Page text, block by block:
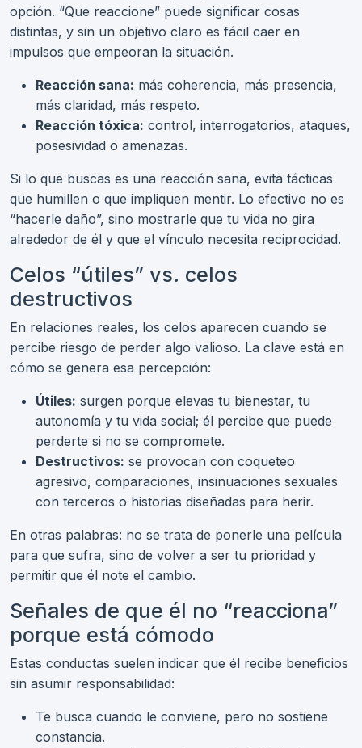
opción. “Que reaccione” puede significar cosas
distintas, y sin un objetivo claro es fácil caer en
impulsos que empeoran la situación.
Reacción sana: más coherencia, más presencia,
más claridad, más respeto.
Reacción tóxica: control, interrogatorios, ataques,
posesividad o amenazas.
Si lo que buscas es una reacción sana, evita tácticas
que humillen o que impliquen mentir. Lo efectivo no es
“hacerle daño”, sino mostrarle que tu vida no gira
alrededor de él y que el vínculo necesita reciprocidad.
Celos “útiles” vs. celos
destructivos
En relaciones reales, los celos aparecen cuando se
percibe riesgo de perder algo valioso. La clave está en
cómo se genera esa percepción:
Útiles: surgen porque elevas tu bienestar, tu
autonomía y tu vida social; él percibe que puede
perderte si no se compromete.
Destructivos: se provocan con coqueteo
agresivo, comparaciones, insinuaciones sexuales
con terceros o historias diseñadas para herir.
En otras palabras: no se trata de ponerle una película
para que sufra, sino de volver a ser tu prioridad y
permitir que él note el cambio.
Señales de que él no “reacciona”
porque está cómodo
Estas conductas suelen indicar que él recibe beneficios
sin asumir responsabilidad:
Te busca cuando le conviene, pero no sostiene
constancia.